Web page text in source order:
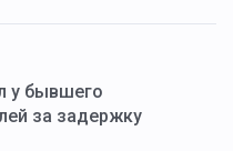
у бывшего
за задержку